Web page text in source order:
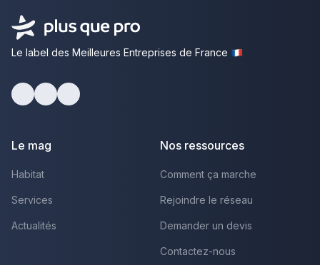
Le label des Meilleures Entreprises de France
Le mag
Habitat
Services
Actualités
Nos ressources
Comment ça marche
Rejoindre le réseau
Demander un devis
Contactez-nous